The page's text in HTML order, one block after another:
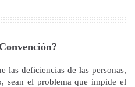
las deficiencias de las personas,
sean el problema que impide el